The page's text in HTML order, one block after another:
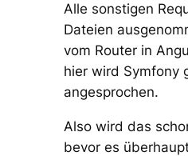
Alle sonstigen
Dateien
vom Router in
hier wird Symfony
angesprochen.
Also wird das
bevor es